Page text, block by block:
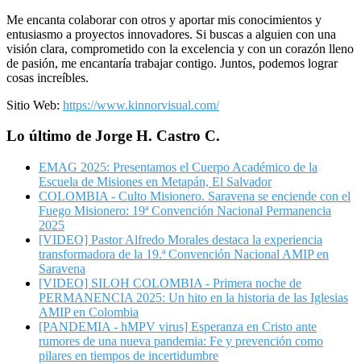
Me encanta colaborar con otros y aportar mis conocimientos y
entusiasmo a proyectos innovadores. Si buscas a alguien con una
visión clara, comprometido con la excelencia y con un corazón lleno
de pasión, me encantaría trabajar contigo. Juntos, podemos lograr
cosas increíbles.
Sitio Web: https://www.kinnorvisual.com/
Lo último de Jorge H. Castro C.
EMAG 2025: Presentamos el Cuerpo Académico de la
Escuela de Misiones en Metapán, El Salvador
COLOMBIA - Culto Misionero. Saravena se enciende con el
Fuego Misionero: 19ª Convención Nacional Permanencia
2025
[VIDEO] Pastor Alfredo Morales destaca la experiencia
transformadora de la 19.ª Convención Nacional AMIP en
Saravena
[VIDEO] SILOH COLOMBIA - Primera noche de
PERMANENCIA 2025: Un hito en la historia de las Iglesias
AMIP en Colombia
[PANDEMIA - hMPV virus] Esperanza en Cristo ante
rumores de una nueva pandemia: Fe y prevención como
pilares en tiempos de incertidumbre